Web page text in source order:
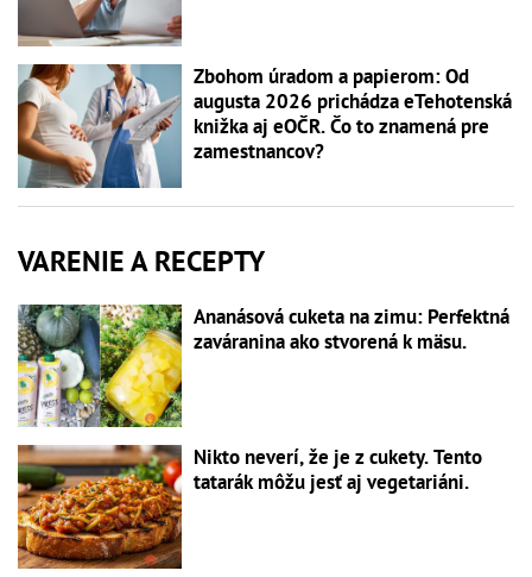
Zbohom úradom a papierom: Od
augusta 2026 prichádza eTehotenská
knižka aj eOČR. Čo to znamená pre
zamestnancov?
VARENIE A RECEPTY
Ananásová cuketa na zimu: Perfektná
zaváranina ako stvorená k mäsu.
Nikto neverí, že je z cukety. Tento
tatarák môžu jesť aj vegetariáni.